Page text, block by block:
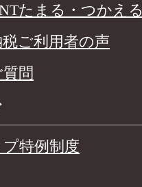
たまる・つかえる
ご利用者の声
問
特例制度